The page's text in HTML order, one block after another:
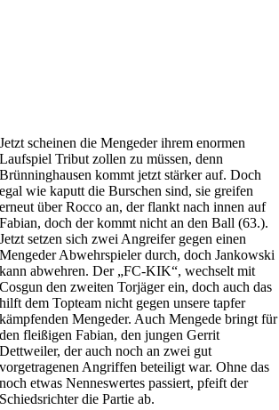
Jetzt scheinen die Mengeder ihrem enormen
Laufspiel Tribut zollen zu müssen, denn
Brünninghausen kommt jetzt stärker auf. Doch
egal wie kaputt die Burschen sind, sie greifen
erneut über Rocco an, der flankt nach innen auf
Fabian, doch der kommt nicht an den Ball (63.).
Jetzt setzen sich zwei Angreifer gegen einen
Mengeder Abwehrspieler durch, doch Jankowski
kann abwehren. Der „FC-KIK“, wechselt mit
Cosgun den zweiten Torjäger ein, doch auch das
hilft dem Topteam nicht gegen unsere tapfer
kämpfenden Mengeder. Auch Mengede bringt für
den fleißigen Fabian, den jungen Gerrit
Dettweiler, der auch noch an zwei gut
vorgetragenen Angriffen beteiligt war. Ohne das
noch etwas Nenneswertes passiert, pfeift der
Schiedsrichter die Partie ab.